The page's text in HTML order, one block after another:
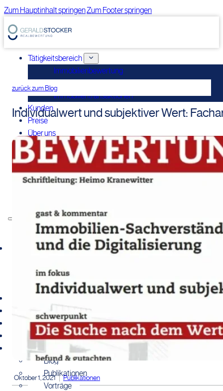
Zum Hauptinhalt springenZum Footer springen
Tätigkeitsbereich
Immobilienbewertung
Immobilientransaktionen
Kunden
Preise
Über uns
Verbände
Wissensbereich
Blog
Publikationen
Tätigkeitsbereich
Immobilienconsulting
Immobilientransaktionen
Über uns
Verbände
Wissensbereich
Blog
Publikationen
Vorträge
zurück zum Blog
Individualwert und subjektiver Wert:
Oktober 1, 2021 Publikationen